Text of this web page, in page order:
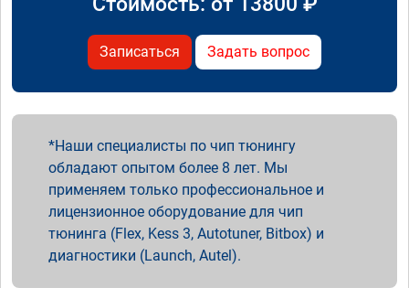
Записаться Задать вопрос
Наши специалисты по чип тюнингу
обладают опытом более 8 лет. Мы
применяем только профессиональное и
лицензионное оборудование для чип
тюнинга (Flex, Kess 3, Autotuner, Bitbox) и
диагностики (Launch, Autel).